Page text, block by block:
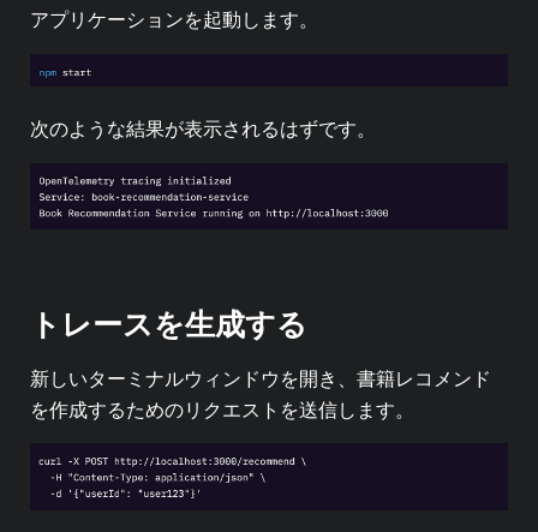
アプリケーションを起動します。
次のような結果が表示されるはずです。
トレースを生成する
新しいターミナルウィンドウを開き、書籍レコメンド
を作成するためのリクエストを送信します。